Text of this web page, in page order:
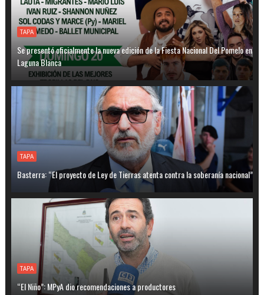
TAPA
Se presentó oficialmente la nueva edición de la Fiesta Nacional Del Pomelo en
Laguna Blanca
TAPA
Basterra: “El proyecto de Ley de Tierras atenta contra la soberanía nacional”
TAPA
“El Niño”: MPyA dio recomendaciones a productores